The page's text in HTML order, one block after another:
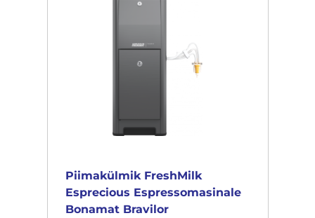
Piimakülmik FreshMilk
Esprecious Espressomasinale
Bonamat Bravilor